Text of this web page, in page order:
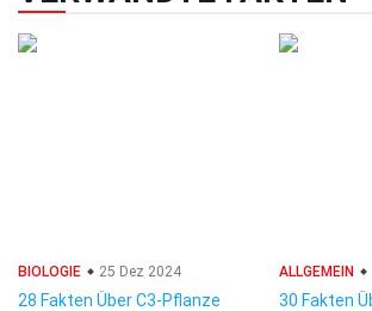
BIOLOGIE 25 Dez 2024
28 Fakten Über C3-Pflanze
ALLGEMEIN
30 Fakten